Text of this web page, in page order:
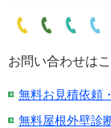
お問い合わせは
無料お見積依頼
無料屋根外壁診